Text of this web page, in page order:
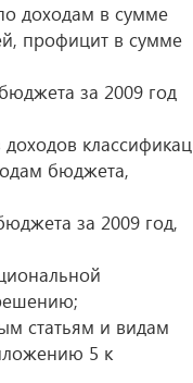
доходам в сумме
профицит в сумме
за 2009 год
бюджета,
за 2009 год,
статьям и видам
5 к